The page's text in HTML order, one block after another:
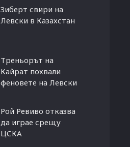
Зиберт свири на
Левски в Казахстан
Треньорът на
Кайрат похвали
феновете на Левски
Рой Ревиво отказва
да играе срещу
ЦСКА